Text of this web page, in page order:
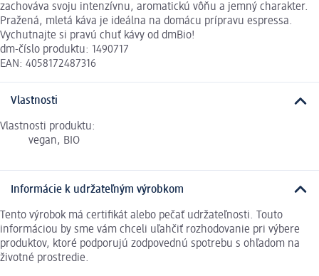
zachováva svoju intenzívnu, aromatickú vôňu a jemný charakter.
Pražená, mletá káva je ideálna na domácu prípravu espressa.
Vychutnajte si pravú chuť kávy od dmBio!
dm-číslo produktu: 1490717
EAN: 4058172487316
Vlastnosti
Vlastnosti produktu:
vegan, BIO
Informácie k udržateľným výrobkom
Tento výrobok má certifikát alebo pečať udržateľnosti. Touto
informáciou by sme vám chceli uľahčiť rozhodovanie pri výbere
produktov, ktoré podporujú zodpovednú spotrebu s ohľadom na
životné prostredie.